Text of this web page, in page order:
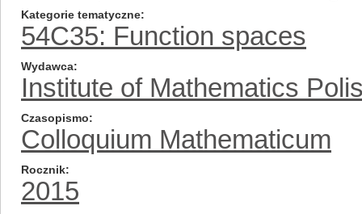
Kategorie tematyczne
54C35: Function spaces
Wydawca
Institute of Mathematics
Czasopismo
Colloquium Mathematicum
Rocznik
2015